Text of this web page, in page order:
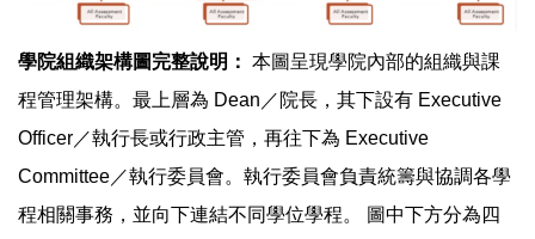
學院組織架構圖完整說明： 本圖呈現學院內部的組織與課
程管理架構。最上層為 Dean／院長，其下設有 Executive
Officer／執行長或行政主管，再往下為 Executive
Committee／執行委員會。執行委員會負責統籌與協調各學
程相關事務，並向下連結不同學位學程。 圖中下方分為四